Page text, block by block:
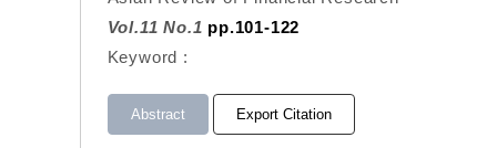
Vol.11 No.1 pp.101-122
Keyword :
Abstract Export Citation